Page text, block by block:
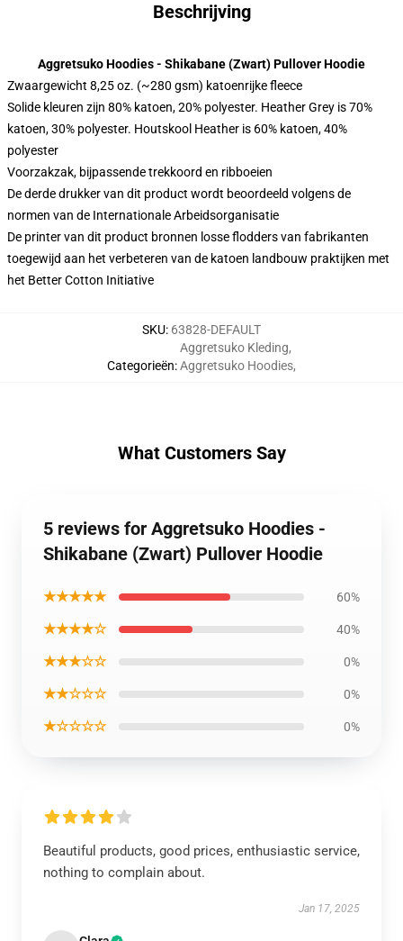
Beschrijving
Aggretsuko Hoodies - Shikabane (Zwart) Pullover Hoodie
Zwaargewicht 8,25 oz. (~280 gsm) katoenrijke fleece
Solide kleuren zijn 80% katoen, 20% polyester. Heather Grey is 70%
katoen, 30% polyester. Houtskool Heather is 60% katoen, 40%
polyester
Voorzakzak, bijpassende trekkoord en ribboeien
De derde drukker van dit product wordt beoordeeld volgens de
normen van de Internationale Arbeidsorganisatie
De printer van dit product bronnen losse flodders van fabrikanten
toegewijd aan het verbeteren van de katoen landbouw praktijken met
het Better Cotton Initiative
SKU: 63828-DEFAULT
Categorieën:
Aggretsuko Kleding,
Aggretsuko Hoodies,
What Customers Say
5 reviews for Aggretsuko Hoodies -
Shikabane (Zwart) Pullover Hoodie
★★★★★ 60%
★★★★☆ 40%
★★★☆☆ 0%
★★☆☆☆ 0%
★☆☆☆☆ 0%
Beautiful products, good prices, enthusiastic service,
nothing to complain about.
Jan 17, 2025